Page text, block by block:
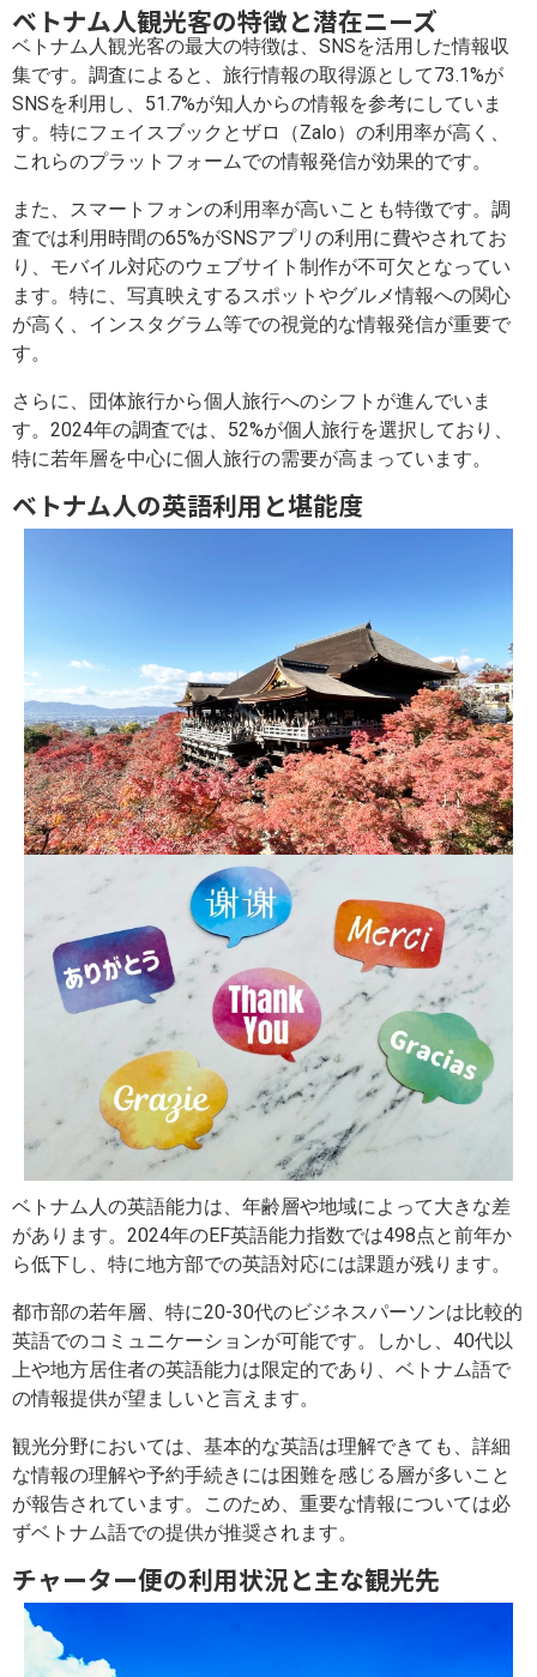
ベトナム人観光客の特徴と潜在ニーズ
ベトナム人観光客の最大の特徴は、SNSを活用した情報収
集です。調査によると、旅行情報の取得源として73.1%が
SNSを利用し、51.7%が知人からの情報を参考にしていま
す。特にフェイスブックとザロ（Zalo）の利用率が高く、
これらのプラットフォームでの情報発信が効果的です。
また、スマートフォンの利用率が高いことも特徴です。調
査では利用時間の65%がSNSアプリの利用に費やされてお
り、モバイル対応のウェブサイト制作が不可欠となってい
ます。特に、写真映えするスポットやグルメ情報への関心
が高く、インスタグラム等での視覚的な情報発信が重要で
す。
さらに、団体旅行から個人旅行へのシフトが進んでいま
す。2024年の調査では、52%が個人旅行を選択しており、
特に若年層を中心に個人旅行の需要が高まっています。
ベトナム人の英語利用と堪能度
ベトナム人の英語能力は、年齢層や地域によって大きな差
があります。2024年のEF英語能力指数では498点と前年か
ら低下し、特に地方部での英語対応には課題が残ります。
都市部の若年層、特に20-30代のビジネスパーソンは比較的
英語でのコミュニケーションが可能です。しかし、40代以
上や地方居住者の英語能力は限定的であり、ベトナム語で
の情報提供が望ましいと言えます。
観光分野においては、基本的な英語は理解できても、詳細
な情報の理解や予約手続きには困難を感じる層が多いこと
が報告されています。このため、重要な情報については必
ずベトナム語での提供が推奨されます。
チャーター便の利用状況と主な観光先